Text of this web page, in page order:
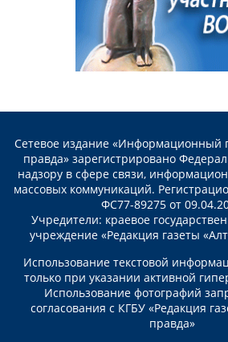
Сетевое издание «Информационный
правда» зарегистрировано
надзору в сфере связи,
массовых коммуникаций.
ФС77-89275 от
Учредители: краевое
учреждение «Редакция газеты
Использование текстовой
только при указании активной
Использование фотографий
согласования с КГБУ «Редакция
правда»